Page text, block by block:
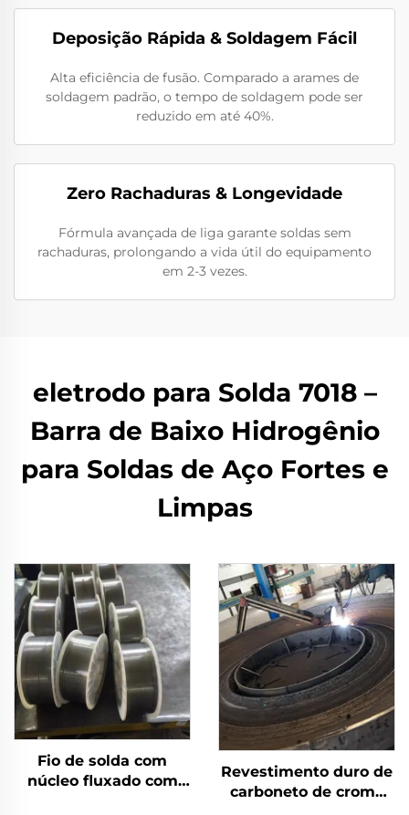
Deposição Rápida & Soldagem Fácil
Alta eficiência de fusão. Comparado a arames de
soldagem padrão, o tempo de soldagem pode ser
reduzido em até 40%.
Zero Rachaduras & Longevidade
Fórmula avançada de liga garante soldas sem
rachaduras, prolongando a vida útil do equipamento
em 2-3 vezes.
eletrodo para Solda 7018 –
Barra de Baixo Hidrogênio
para Soldas de Aço Fortes e
Limpas
Fio de solda com
núcleo fluxado com
Revestimento duro de
carboneto de cromo